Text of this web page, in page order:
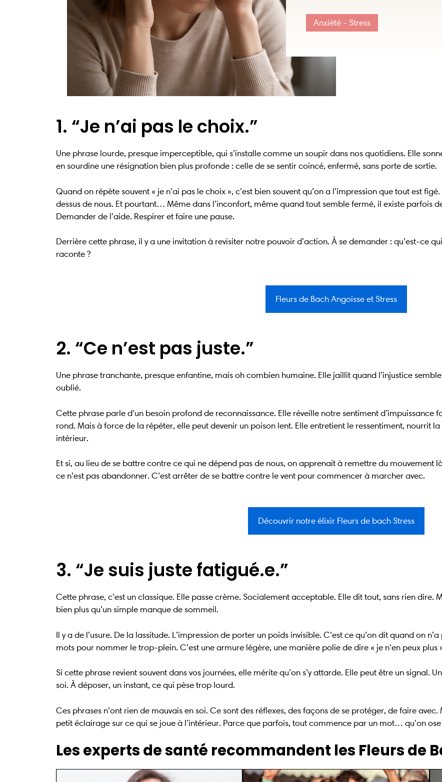
Anxiété - Stress
1. “Je n’ai pas le choix.”
Une phrase lourde, presque imperceptible, qui s’installe comme un soupir dans nos quotidiens. Elle
en sourdine une résignation bien plus profonde : celle de se sentir coincé, enfermé, sans porte de sortie.
Quand on répète souvent « je n’ai pas le choix », c’est bien souvent qu’on a l’impression que tout est
dessus de nous. Et pourtant… Même dans l’inconfort, même quand tout semble fermé, il existe parfois
Demander de l’aide. Respirer et faire une pause.
Derrière cette phrase, il y a une invitation à revisiter notre pouvoir d’action. À se demander : qu’est-ce
raconte ?
Fleurs de Bach Angoisse et Stress
2. “Ce n’est pas juste.”
Une phrase tranchante, presque enfantine, mais oh combien humaine. Elle jaillit quand l’injustice
oublié.
Cette phrase parle d’un besoin profond de reconnaissance. Elle réveille notre sentiment d’impuissance
rond. Mais à force de la répéter, elle peut devenir un poison lent. Elle entretient le ressentiment, nourrit
intérieur.
Et si, au lieu de se battre contre ce qui ne dépend pas de nous, on apprenait à remettre du mouvement
ce n’est pas abandonner. C’est arrêter de se battre contre le vent pour commencer à marcher avec.
Découvrir notre élixir Fleurs de bach Stress
3. “Je suis juste fatigué.e.”
Cette phrase, c’est un classique. Elle passe crème. Socialement acceptable. Elle dit tout, sans rien dire.
bien plus qu’un simple manque de sommeil.
Il y a de l’usure. De la lassitude. L’impression de porter un poids invisible. C’est ce qu’on dit quand on
mots pour nommer le trop-plein. C’est une armure légère, une manière polie de dire « je n’en peux plus
Si cette phrase revient souvent dans vos journées, elle mérite qu’on s’y attarde. Elle peut être un signal.
soi. À déposer, un instant, ce qui pèse trop lourd.
Ces phrases n’ont rien de mauvais en soi. Ce sont des réflexes, des façons de se protéger, de faire
petit éclairage sur ce qui se joue à l’intérieur. Parce que parfois, tout commence par un mot… qu’on
Les experts de santé recommandent les Fleurs de